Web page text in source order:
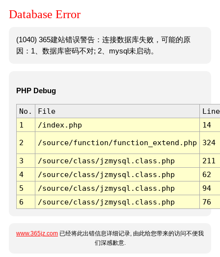
Database Error
(1040) 365建站错误警告：连接数据库失败，可能的原
因：1、数据库密码不对; 2、mysql未启动。
PHP Debug
No. File
Line
1
/index.php 14
2 /source/function/function_extend.php 324
3 /source/class/jzmysql.class.php
211
4
/source/class/jzmysql.class.php
62
5
/source/class/jzmysql.class.php
94
6
/source/class/jzmysql.class.php 76
www.365jz.com 已经将此出错信息详细记录, 由此给您带来的访问不便我
们深感歉意.